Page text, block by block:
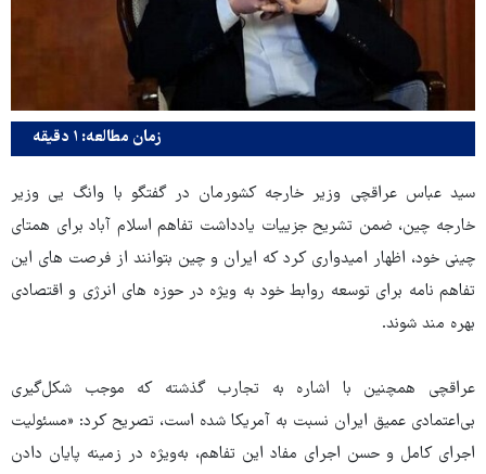
زمان مطالعه: ۱ دقیقه
سید عباس عراقچی وزیر خارجه کشورمان در گفتگو با وانگ یی وزیر
خارجه چین، ضمن تشریح جزییات یادداشت تفاهم اسلام آباد برای همتای
چینی خود، اظهار امیدواری کرد که ایران و چین بتوانند از فرصت های این
تفاهم نامه برای توسعه روابط خود به ویژه در حوزه های انرژی و اقتصادی
بهره مند شوند.
عراقچی همچنین با اشاره به تجارب گذشته که موجب شکل‌گیری
بی‌اعتمادی عمیق ایران نسبت به آمریکا شده است، تصریح کرد: «مسئولیت
اجرای کامل و حسن اجرای مفاد این تفاهم، به‌ویژه در زمینه پایان دادن